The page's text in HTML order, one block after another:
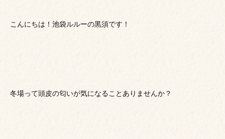
こんにちは！池袋ルルーの黒須です！
冬場って頭皮の匂いが気になることありませんか？